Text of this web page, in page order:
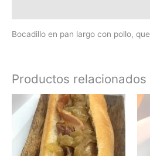
Bocadillo en pan largo con pollo,
Productos relacionados